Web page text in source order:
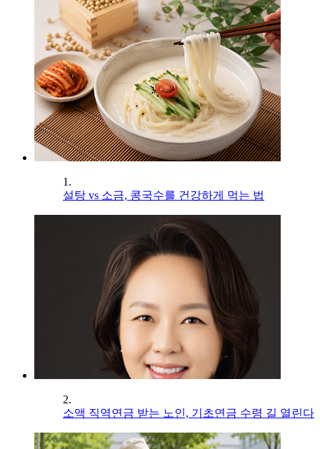
1.
설탕 vs 소금, 콩국수를 건강하게 먹는 법
2.
소액 직역연금 받는 노인, 기초연금 수령 길 열린다